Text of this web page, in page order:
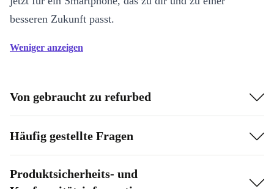
besseren Zukunft passt.
Weniger anzeigen
Von gebraucht zu refurbed
Häufig gestellte Fragen
Produktsicherheits- und